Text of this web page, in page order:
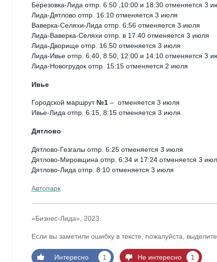
Березовка-Лида отпр. 6:50 ,10:00 и 18:30 отменяется 3
Лида-Дятлово отпр. 16:10 отменяется 3 июля
Ваверка-Селяхи-Лида отпр. 6:56 отменяется 3 июля
Лида-Ваверка-Селяхи отпр. в 17.40 отменяется 3 июля
Лида-Дворище отпр. 16:50 отменяется 3 июля
Лида-Ивье отпр. 6:40, 8:50, 12:00 и 14:10 отменяется 3
Лида-Новогрудок отпр. 15:15 отменяется 2 июля
Ивье
Городской маршрут №1 – отменяется 3 июля
Ивье-Лида отпр. 6:15, 8:15 отменяется 3 июля
Дятлово
Дятлово-Гезгалы отпр. 6:25 отменяется 3 июля
Дятлово-Мировщина отпр. 6:34 и 17:24 отменяется 3
Дятлово-Лида отпр. 8:10 отменяется 3 июля
Автопарк
«Бизнес-Лида», 2023.
Если вы заметили ошибку в тексте, пожалуйста,
Интересно 1 Не интересно 1